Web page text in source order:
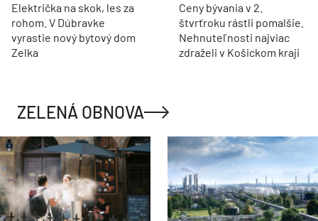
Električka na skok, les za
rohom. V Dúbravke
vyrastie nový bytový dom
Zelka
Ceny bývania v 2.
štvrťroku rástli pomalšie.
Nehnuteľnosti najviac
zdraželi v Košickom kraji
ZELENÁ OBNOVA